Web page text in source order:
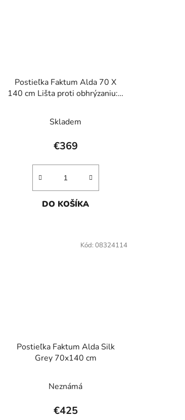
Postieľka Faktum Alda 70 X
140 cm Lišta proti obhrýzaniu: s
Skladem
€369
DO KOŠÍKA
Postieľka Faktum Alda Silk
Grey 70x140 cm
Neznámá
€425
Kód: 08324114